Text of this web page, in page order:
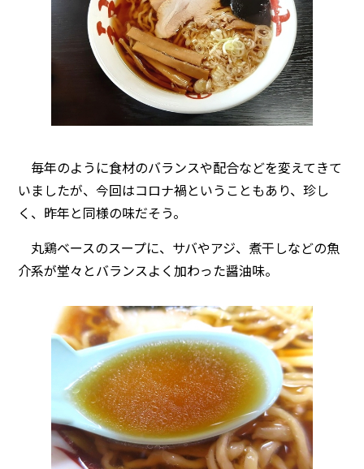
毎年のように食材のバランスや配合などを変えてきて
いましたが、今回はコロナ禍ということもあり、珍し
く、昨年と同様の味だそう。
丸鶏ベースのスープに、サバやアジ、煮干しなどの魚
介系が堂々とバランスよく加わった醤油味。